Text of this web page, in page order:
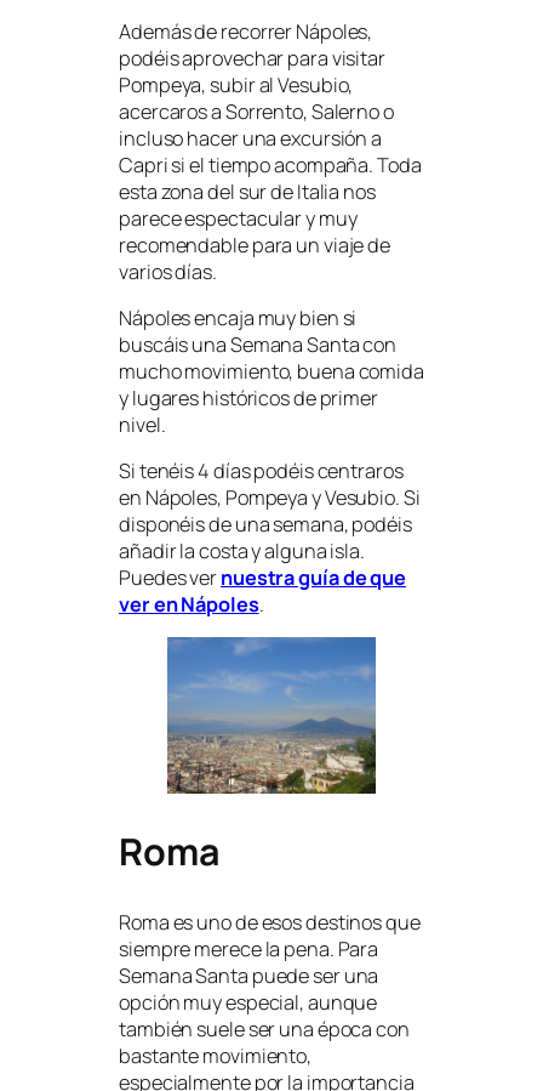
Además de recorrer Nápoles,
podéis aprovechar para visitar
Pompeya, subir al Vesubio,
acercaros a Sorrento, Salerno o
incluso hacer una excursión a
Capri si el tiempo acompaña. Toda
esta zona del sur de Italia nos
parece espectacular y muy
recomendable para un viaje de
varios días.
Nápoles encaja muy bien si
buscáis una Semana Santa con
mucho movimiento, buena comida
y lugares históricos de primer
nivel.
Si tenéis 4 días podéis centraros
en Nápoles, Pompeya y Vesubio. Si
disponéis de una semana, podéis
añadir la costa y alguna isla.
Puedes vernuestra guía de que
ver en Nápoles.
Roma
Roma es uno de esos destinos que
siempre merece la pena. Para
Semana Santa puede ser una
opción muy especial, aunque
también suele ser una época con
bastante movimiento,
especialmente por la importancia